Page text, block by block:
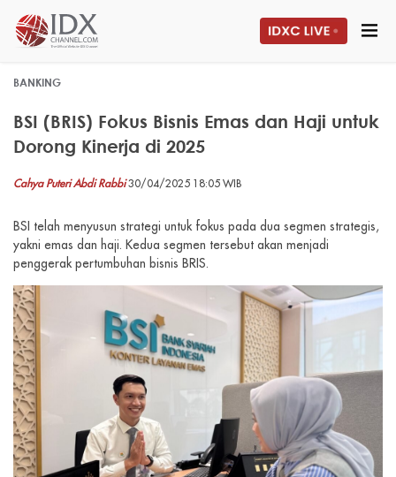
BANKING
BSI (BRIS) Fokus Bisnis Emas dan Haji untuk
Dorong Kinerja di 2025
Cahya Puteri Abdi Rabbi30/04/2025 18:05 WIB
BSI telah menyusun strategi untuk fokus pada dua segmen strategis,
yakni emas dan haji. Kedua segmen tersebut akan menjadi
penggerak pertumbuhan bisnis BRIS.